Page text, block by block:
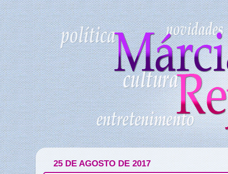
25 DE AGOSTO DE 2017